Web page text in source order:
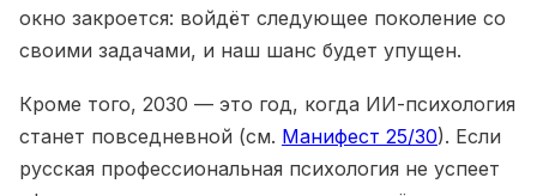
окно закроется: войдёт следующее поколение со
своими задачами, и наш шанс будет упущен.
Кроме того, 2030 — это год, когда ИИ-психология
станет повседневной (см. Манифест 25/30). Если
русская профессиональная психология не успеет